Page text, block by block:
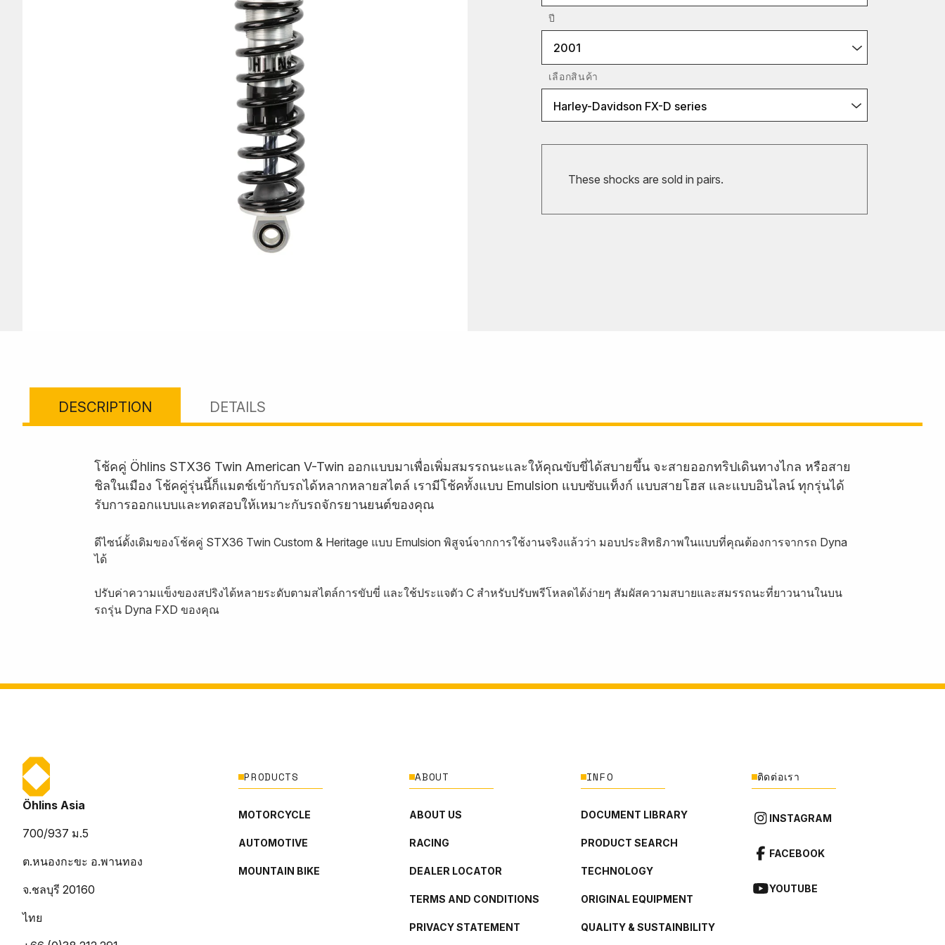
ปี
2001
เลือกสินค้า
Harley-Davidson FX-D series
These shocks are sold in pairs.
DESCRIPTION DETAILS
โช้คคู่ Öhlins STX36 Twin American V-Twin ออกแบบมาเพื่อเพิ่มสมรรถนะและให้คุณขับขี่ได้สบายขึ้น จะสายออกทริปเดินทางไกล หรือสาย
ชิลในเมือง โช้คคู่รุ่นนี้ก็แมตช์เข้ากับรถได้หลากหลายสไตล์ เรามีโช้คทั้งแบบ Emulsion แบบซับแท็งก์ แบบสายโฮส และแบบอินไลน์ ทุกรุ่นได้
รับการออกแบบและทดสอบให้เหมาะกับรถจักรยานยนต์ของคุณ
ดีไซน์ดั้งเดิมของโช้คคู่ STX36 Twin Custom & Heritage แบบ Emulsion พิสูจน์จากการใช้งานจริงแล้วว่า มอบประสิทธิภาพในแบบที่คุณต้องการจากรถ Dyna
ได้
ปรับค่าความแข็งของสปริงได้หลายระดับตามสไตล์การขับขี่ และใช้ประแจตัว C สำหรับปรับพรีโหลดได้ง่ายๆ สัมผัสความสบายและสมรรถนะที่ยาวนานในบน
รถรุ่น Dyna FXD ของคุณ
Öhlins Asia
700/937 ม.5
ต.หนองกะขะ อ.พานทอง
จ.ชลบุรี 20160
ไทย
PRODUCTS
MOTORCYCLE
AUTOMOTIVE
MOUNTAIN BIKE
ABOUT
ABOUT US
RACING
DEALER LOCATOR
TERMS AND CONDITIONS
PRIVACY STATEMENT
INFO
DOCUMENT LIBRARY
PRODUCT SEARCH
TECHNOLOGY
ORIGINAL EQUIPMENT
QUALITY & SUSTAINBILITY
ติดต่อเรา
INSTAGRAM
FACEBOOK
YOUTUBE